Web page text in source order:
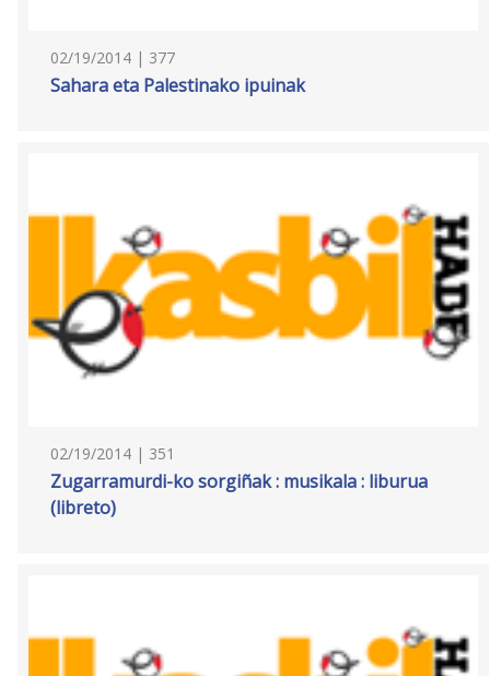
02/19/2014 | 377
Sahara eta Palestinako ipuinak
02/19/2014 | 351
Zugarramurdi-ko sorgiñak : musikala : liburua
(libreto)